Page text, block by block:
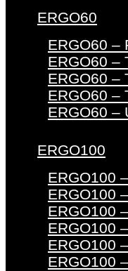
ERGO60
ERGO60 –
ERGO60 –
ERGO60 –
ERGO60 –
ERGO60 –
ERGO100
ERGO100
ERGO100
ERGO100
ERGO100
ERGO100
ERGO100